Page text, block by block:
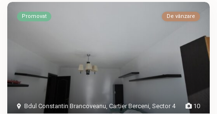
10
Bdul Constantin Brancoveanu,Cartier Berceni,Sector 4
Promovat De vânzare